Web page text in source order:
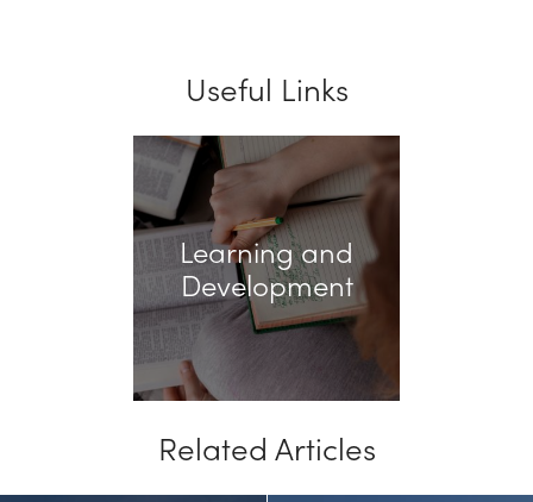
Useful Links
Learning and
Development
Related Articles